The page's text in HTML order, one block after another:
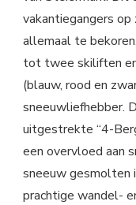
vakantiegangers op
allemaal te
tot twee skiliften
(blauw, rood en
sneeuwliefhebber.
uitgestrekte “4-
een overvloed aan
sneeuw gesmolten
prachtige wandel-